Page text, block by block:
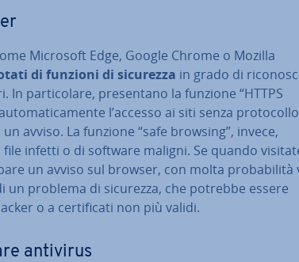
Microsoft Edge, Google Chrome o Mozilla
di funzioni di sicurezza in grado di
In par­ti­co­la­re, pre­sen­ta­no la funzione “HTTPS
l’accesso ai siti senza pro­to­col­lo
un avviso. La funzione “safe browsing”, invece,
infetti o di software maligni. Se quando
un avviso sul browser, con molta pro­ba­bi­li­tà
un problema di sicurezza, che potrebbe essere
o a cer­ti­fi­ca­ti non più validi.
antivirus